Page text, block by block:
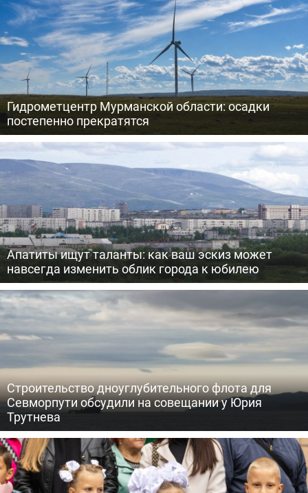
Гидрометцентр Мурманской области: осадки
постепенно прекратятся
Апатиты ищут таланты: как ваш эскиз может
навсегда изменить облик города к юбилею
Строительство дноуглубительного флота для
Севморпути обсудили на совещании у Юрия
Трутнева